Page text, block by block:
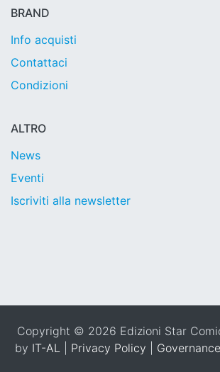
BRAND
Info acquisti
Contattaci
Condizioni
ALTRO
News
Eventi
Iscriviti alla newsletter
Copyright © 2026 Edizioni Star
by IT-AL Privacy Policy Governance